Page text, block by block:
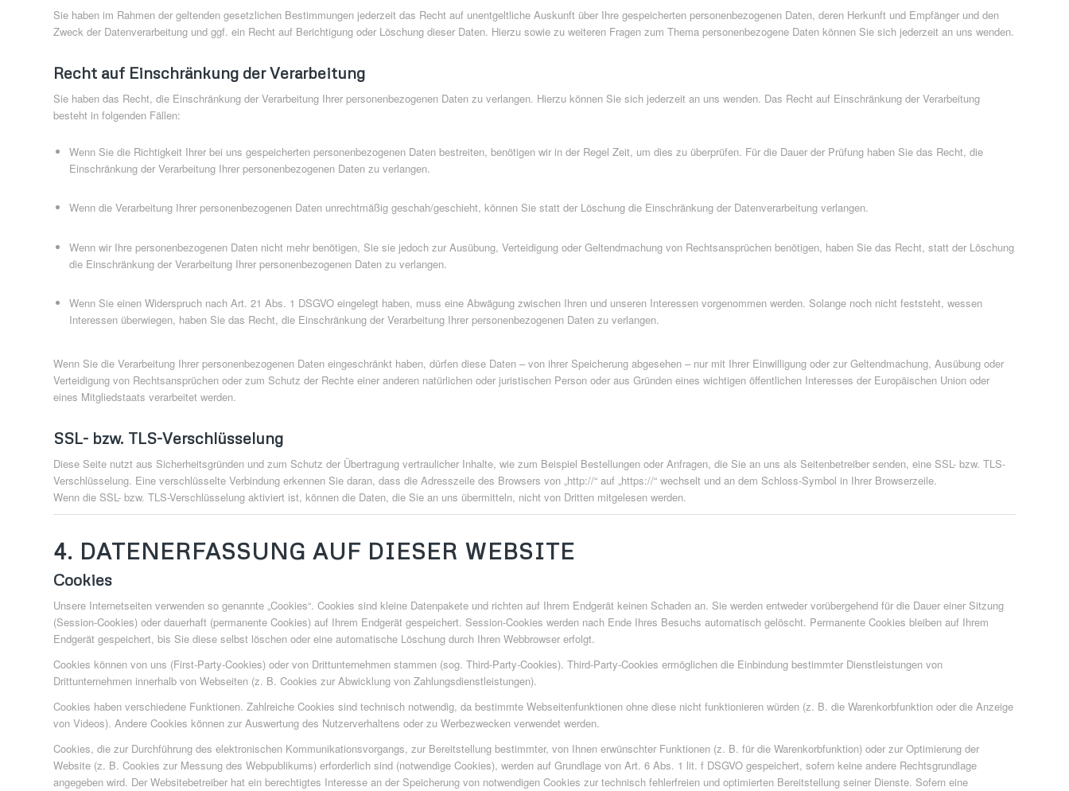
Sie haben im Rahmen der geltenden gesetzlichen Bestimmungen jederzeit das Recht auf unentgeltliche Auskunft über Ihre gespeicherten personenbezogenen Daten, deren Herkunft und Empfänger und den
Zweck der Datenverarbeitung und ggf. ein Recht auf Berichtigung oder Löschung dieser Daten. Hierzu sowie zu weiteren Fragen zum Thema personenbezogene Daten können Sie sich jederzeit an uns wenden.
Recht auf Einschränkung der Verarbeitung
Sie haben das Recht, die Einschränkung der Verarbeitung Ihrer personenbezogenen Daten zu verlangen. Hierzu können Sie sich jederzeit an uns wenden. Das Recht auf Einschränkung der Verarbeitung
besteht in folgenden Fällen:
Wenn Sie die Richtigkeit Ihrer bei uns gespeicherten personenbezogenen Daten bestreiten, benötigen wir in der Regel Zeit, um dies zu überprüfen. Für die Dauer der Prüfung haben Sie das Recht, die
Einschränkung der Verarbeitung Ihrer personenbezogenen Daten zu verlangen.
Wenn die Verarbeitung Ihrer personenbezogenen Daten unrechtmäßig geschah/geschieht, können Sie statt der Löschung die Einschränkung der Datenverarbeitung verlangen.
Wenn wir Ihre personenbezogenen Daten nicht mehr benötigen, Sie sie jedoch zur Ausübung, Verteidigung oder Geltendmachung von Rechtsansprüchen benötigen, haben Sie das Recht, statt der Löschung
die Einschränkung der Verarbeitung Ihrer personenbezogenen Daten zu verlangen.
Wenn Sie einen Widerspruch nach Art. 21 Abs. 1 DSGVO eingelegt haben, muss eine Abwägung zwischen Ihren und unseren Interessen vorgenommen werden. Solange noch nicht feststeht, wessen
Interessen überwiegen, haben Sie das Recht, die Einschränkung der Verarbeitung Ihrer personenbezogenen Daten zu verlangen.
Wenn Sie die Verarbeitung Ihrer personenbezogenen Daten eingeschränkt haben, dürfen diese Daten – von ihrer Speicherung abgesehen – nur mit Ihrer Einwilligung oder zur Geltendmachung, Ausübung oder
Verteidigung von Rechtsansprüchen oder zum Schutz der Rechte einer anderen natürlichen oder juristischen Person oder aus Gründen eines wichtigen öffentlichen Interesses der Europäischen Union oder
eines Mitgliedstaats verarbeitet werden.
SSL- bzw. TLS-Verschlüsselung
Diese Seite nutzt aus Sicherheitsgründen und zum Schutz der Übertragung vertraulicher Inhalte, wie zum Beispiel Bestellungen oder Anfragen, die Sie an uns als Seitenbetreiber senden, eine SSL- bzw. TLS-
Verschlüsselung. Eine verschlüsselte Verbindung erkennen Sie daran, dass die Adresszeile des Browsers von „http://“ auf „https://“ wechselt und an dem Schloss-Symbol in Ihrer Browserzeile.
Wenn die SSL- bzw. TLS-Verschlüsselung aktiviert ist, können die Daten, die Sie an uns übermitteln, nicht von Dritten mitgelesen werden.
4. DATENERFASSUNG AUF DIESER WEBSITE
Cookies
Unsere Internetseiten verwenden so genannte „Cookies“. Cookies sind kleine Datenpakete und richten auf Ihrem Endgerät keinen Schaden an. Sie werden entweder vorübergehend für die Dauer einer Sitzung
(Session-Cookies) oder dauerhaft (permanente Cookies) auf Ihrem Endgerät gespeichert. Session-Cookies werden nach Ende Ihres Besuchs automatisch gelöscht. Permanente Cookies bleiben auf Ihrem
Endgerät gespeichert, bis Sie diese selbst löschen oder eine automatische Löschung durch Ihren Webbrowser erfolgt.
Cookies können von uns (First-Party-Cookies) oder von Drittunternehmen stammen (sog. Third-Party-Cookies). Third-Party-Cookies ermöglichen die Einbindung bestimmter Dienstleistungen von
Drittunternehmen innerhalb von Webseiten (z. B. Cookies zur Abwicklung von Zahlungsdienstleistungen).
Cookies haben verschiedene Funktionen. Zahlreiche Cookies sind technisch notwendig, da bestimmte Webseitenfunktionen ohne diese nicht funktionieren würden (z. B. die Warenkorbfunktion oder die Anzeige
von Videos). Andere Cookies können zur Auswertung des Nutzerverhaltens oder zu Werbezwecken verwendet werden.
Cookies, die zur Durchführung des elektronischen Kommunikationsvorgangs, zur Bereitstellung bestimmter, von Ihnen erwünschter Funktionen (z. B. für die Warenkorbfunktion) oder zur Optimierung der
Website (z. B. Cookies zur Messung des Webpublikums) erforderlich sind (notwendige Cookies), werden auf Grundlage von Art. 6 Abs. 1 lit. f DSGVO gespeichert, sofern keine andere Rechtsgrundlage
angegeben wird. Der Websitebetreiber hat ein berechtigtes Interesse an der Speicherung von notwendigen Cookies zur technisch fehlerfreien und optimierten Bereitstellung seiner Dienste. Sofern eine